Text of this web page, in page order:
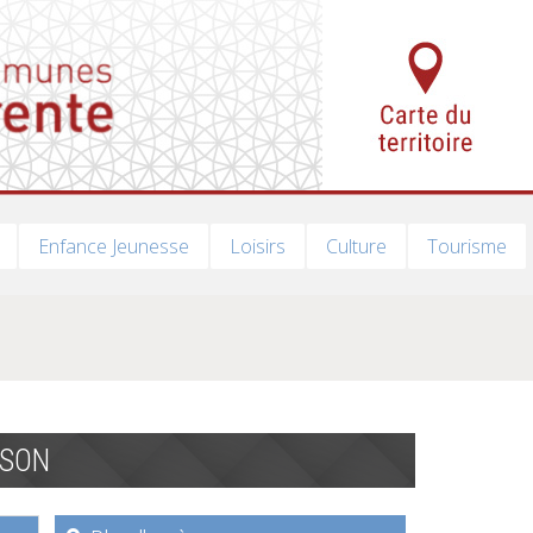
Enfance Jeunesse Loisirs Culture
Tourisme